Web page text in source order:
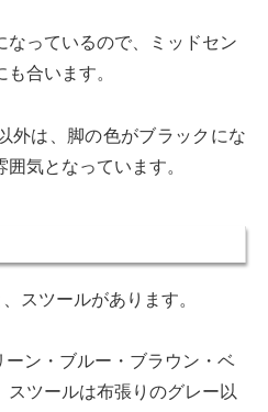
なっているので、ミッドセン
合います。
外は、脚の色がブラックにな
気となっています。
スツールがあります。
ン・ブルー・ブラウン・ベ
スツールは布張りのグレー以